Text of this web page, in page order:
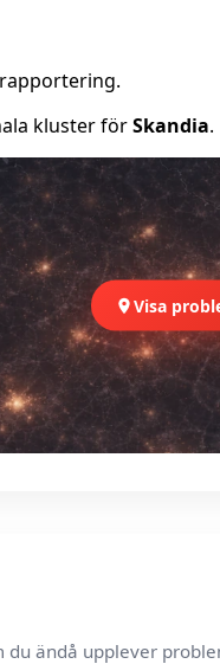
kluster förSkandia.
Visa
ändå upplever